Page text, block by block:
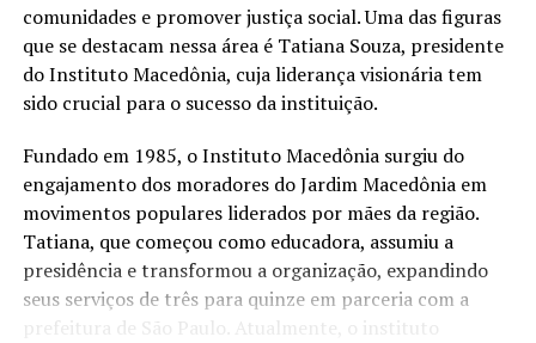
estação própria de tratamento de efluentes para tratar
a água utilizada nos processos operacionais e reutilizá-la
na lavagem de veículos, reduzindo o consumo de
recursos naturais.
“Quando falamos em sustentabilidade, precisamos falar
sobre ações práticas e resultados concretos. O reuso da
água mostra que é possível unir eficiência operacional,
preservação ambiental e responsabilidade com as
comunidades onde estamos inseridos. Nosso cuidado
também envolve os uniformes das oficinas, desde
2006, eles são enviados para uma lavanderia industrial
comunidades e promover justiça social. Uma das figuras
que se destacam nessa área é Tatiana Souza, presidente
do Instituto Macedônia, cuja liderança visionária tem
sido crucial para o sucesso da instituição.
Fundado em 1985, o Instituto Macedônia surgiu do
engajamento dos moradores do Jardim Macedônia em
movimentos populares liderados por mães da região.
Tatiana, que começou como educadora, assumiu a
presidência e transformou a organização, expandindo
seus serviços de três para quinze em parceria com a
prefeitura de São Paulo. Atualmente, o instituto